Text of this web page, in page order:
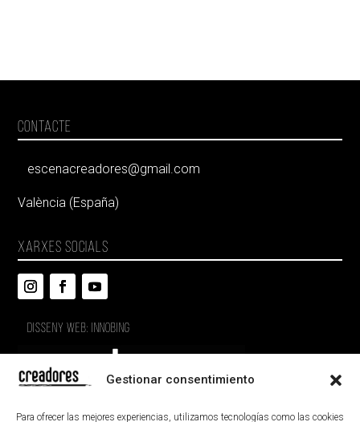
Gestionar consentimiento
Para ofrecer las mejores experiencias, utilizamos tecnologías como las cookies
CONTACTE
escenacreadores@gmail.com
València (España)
XARXES SOCIALS
DISSENY WEB: INNOBING